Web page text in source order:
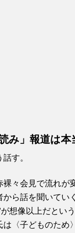
み」報道は本
す。
裸々会見で流れが
から話を聞いてい
想像以上だとい
〈子どものため